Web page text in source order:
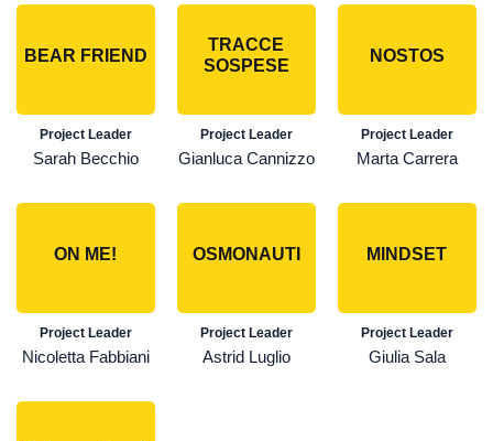
BEAR FRIEND
Project Leader
Sarah Becchio
TRACCE
SOSPESE
Project Leader
Gianluca Cannizzo
NOSTOS
Project Leader
Marta Carrera
ON ME!
Project Leader
Nicoletta Fabbiani
OSMONAUTI
Project Leader
Astrid Luglio
MINDSET
Project Leader
Giulia Sala